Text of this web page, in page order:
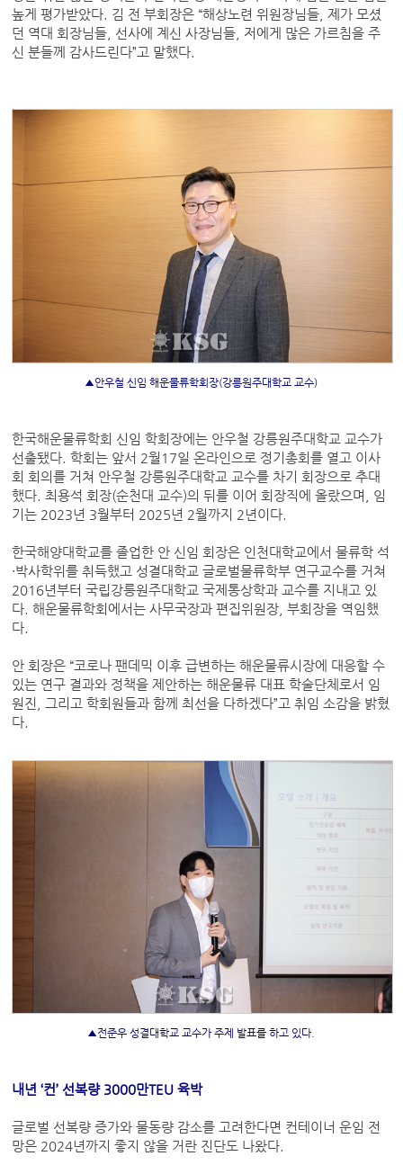
높게 평가받았다. 김 전 부회장은 “해상노련 위원장님들, 제가 모셨
던 역대 회장님들, 선사에 계신 사장님들, 저에게 많은 가르침을 주
신 분들께 감사드린다”고 말했다.
▲안우철 신임 해운물류학회장(강릉원주대학교 교수)
한국해운물류학회 신임 학회장에는 안우철 강릉원주대학교 교수가
선출됐다. 학회는 앞서 2월17일 온라인으로 정기총회를 열고 이사
회 회의를 거쳐 안우철 강릉원주대학교 교수를 차기 회장으로 추대
했다. 최용석 회장(순천대 교수)의 뒤를 이어 회장직에 올랐으며, 임
기는 2023년 3월부터 2025년 2월까지 2년이다.
한국해양대학교를 졸업한 안 신임 회장은 인천대학교에서 물류학 석
·박사학위를 취득했고 성결대학교 글로벌물류학부 연구교수를 거쳐
2016년부터 국립강릉원주대학교 국제통상학과 교수를 지내고 있
다. 해운물류학회에서는 사무국장과 편집위원장, 부회장을 역임했
다.
안 회장은 “코로나 팬데믹 이후 급변하는 해운물류시장에 대응할 수
있는 연구 결과와 정책을 제안하는 해운물류 대표 학술단체로서 임
원진, 그리고 학회원들과 함께 최선을 다하겠다”고 취임 소감을 밝혔
다.
▲전준우 성결대학교 교수가 주제 발표를 하고 있다.
내년 ‘컨’ 선복량 3000만TEU 육박
글로벌 선복량 증가와 물동량 감소를 고려한다면 컨테이너 운임 전
망은 2024년까지 좋지 않을 거란 진단도 나왔다.